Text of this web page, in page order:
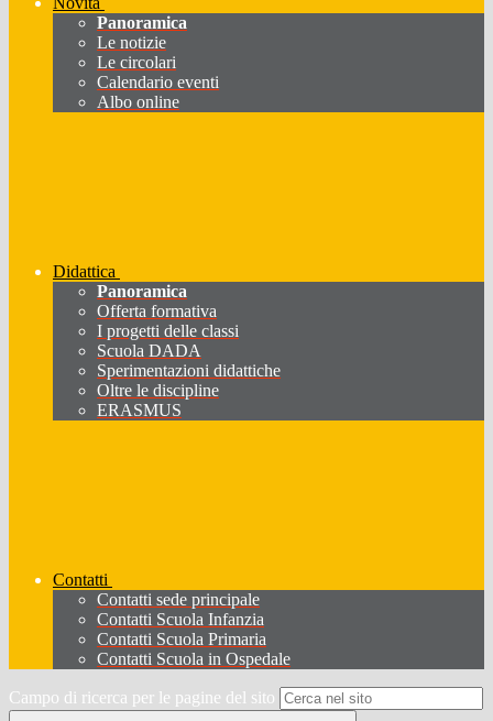
Panoramica
Le notizie
Le circolari
Calendario eventi
Albo online
Didattica
Panoramica
Offerta formativa
I progetti delle classi
Scuola DADA
Sperimentazioni didattiche
Oltre le discipline
ERASMUS
Contatti
Contatti sede principale
Contatti Scuola Infanzia
Contatti Scuola Primaria
Contatti Scuola in Ospedale
Campo di ricerca per le pagine del sito